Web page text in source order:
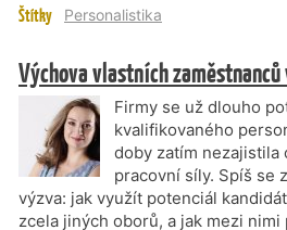
Štítky Personalistika
Výchova vlastních zaměstnanců
Firmy se už dlouho
kvalifikovaného
doby zatím nezajistila
pracovní síly. Spíš se
výzva: jak využít potenciál
zcela jiných oborů, a jak mezi nimi